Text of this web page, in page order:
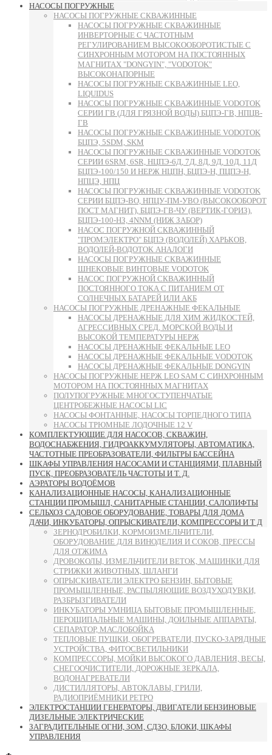
НАСОСЫ ПОГРУЖНЫЕ
НАСОСЫ ПОГРУЖНЫЕ СКВАЖИННЫЕ
НАСОСЫ ПОГРУЖНЫЕ СКВАЖИННЫЕ
ИНВЕРТОРНЫЕ С ЧАСТОТНЫМ
РЕГУЛИРОВАНИЕМ ВЫСОКООБОРОТИСТЫЕ С
СИНХРОННЫМ МОТОРОМ НА ПОСТОЯННЫХ
МАГНИТАХ "DONGYIN", "VODOTOK"
ВЫСОКОНАПОРНЫЕ
НАСОСЫ ПОГРУЖНЫЕ СКВАЖИННЫЕ LEO,
LIQUIDUS
НАСОСЫ ПОГРУЖНЫЕ СКВАЖИННЫЕ VODOTOK
СЕРИИ ГВ (ДЛЯ ГРЯЗНОЙ ВОДЫ) БЦПЭ-ГВ, НПЦВ-
ГВ
НАСОСЫ ПОГРУЖНЫЕ СКВАЖИННЫЕ VODOTOK
БЦПЭ, 5SDM, SKM
НАСОСЫ ПОГРУЖНЫЕ СКВАЖИННЫЕ VODOTOK
СЕРИИ 6SRM, 6SR, НЦПЭ-6Д, 7Д, 8Д, 9Д, 10Д, 11Д
БЦПЭ-100/150 И НЕРЖ НЦПН, БЦПЭ-Н, ПЦПЭ-Н,
НПЦЭ, НПЦ
НАСОСЫ ПОГРУЖНЫЕ СКВАЖИННЫЕ VODOTOK
СЕРИИ БЦПЭ-ВО, НПЦУ-ПМ-УВО (ВЫСОКООБОРОТ
ПОСТ МАГНИТ), БЦПЭ-ГВ-ЧУ (ВЕРТИК-ГОРИЗ),
БЦПЭ-100-НЗ, 4NNM (НИЖ ЗАБОР)
НАСОС ПОГРУЖНОЙ СКВАЖИННЫЙ
"ПРОМЭЛЕКТРО" БЦПЭ (ВОДОЛЕЙ) ХАРЬКОВ,
ВОДОЛЕЙ-ВОДОТОК АНАЛОГИ
НАСОСЫ ПОГРУЖНЫЕ СКВАЖИННЫЕ
ШНЕКОВЫЕ ВИНТОВЫЕ VODOTOK
НАСОС ПОГРУЖНОЙ СКВАЖИННЫЙ
ПОСТОЯННОГО ТОКА С ПИТАНИЕМ ОТ
СОЛНЕЧНЫХ БАТАРЕЙ ИЛИ АКБ
НАСОСЫ ПОГРУЖНЫЕ ДРЕНАЖНЫЕ ФЕКАЛЬНЫЕ
НАСОСЫ ДРЕНАЖНЫЕ ДЛЯ ХИМ ЖИДКОСТЕЙ,
АГРЕССИВНЫХ СРЕД, МОРСКОЙ ВОДЫ И
ВЫСОКОЙ ТЕМПЕРАТУРЫ НЕРЖ
НАСОСЫ ДРЕНАЖНЫЕ ФЕКАЛЬНЫЕ LEO
НАСОСЫ ДРЕНАЖНЫЕ ФЕКАЛЬНЫЕ VODOTOK
НАСОСЫ ДРЕНАЖНЫЕ ФЕКАЛЬНЫЕ DONGYIN
НАСОСЫ ПОГРУЖНЫЕ НЕРЖ LEO SAM С СИНХРОННЫМ
МОТОРОМ НА ПОСТОЯННЫХ МАГНИТАХ
ПОЛУПОГРУЖНЫЕ МНОГОСТУПЕНЧАТЫЕ
ЦЕНТРОБЕЖНЫЕ НАСОСЫ LIC
НАСОСЫ ФОНТАННЫЕ, НАСОСЫ ТОРПЕДНОГО ТИПА
НАСОСЫ ТРЮМНЫЕ ЛОДОЧНЫЕ 12 V
КОМПЛЕКТУЮЩИЕ ДЛЯ НАСОСОВ, СКВАЖИН,
ВОДОСНАБЖЕНИЯ, ГИДРОАККУМУЛЯТОРЫ, АВТОМАТИКА,
ЧАСТОТНЫЕ ПРЕОБРАЗОВАТЕЛИ, ФИЛЬТРЫ БАССЕЙНА
ШКАФЫ УПРАВЛЕНИЯ НАСОСАМИ И СТАНЦИЯМИ, ПЛАВНЫЙ
ПУСК, ПРЕОБРАЗОВАТЕЛЬ ЧАСТОТЫ И Т. Д.
АЭРАТОРЫ ВОДОЁМОВ
КАНАЛИЗАЦИОННЫЕ НАСОСЫ, КАНАЛИЗАЦИОННЫЕ
СТАНЦИИ ПРОМЫШЛ, САНИТАРНЫЕ СТАНЦИИ, САЛОЛИФТЫ
СЕЛЬХОЗ САДОВОЕ ОБОРУДОВАНИЕ, ТОВАРЫ ДЛЯ ДОМА
ДАЧИ, ИНКУБАТОРЫ, ОПРЫСКИВАТЕЛИ, КОМПРЕССОРЫ И Т Д
ЗЕРНОДРОБИЛКИ, КОРМОИЗМЕЛЬЧИТЕЛИ,
ОБОРУДОВАНИЕ ДЛЯ ВИНОДЕЛИЯ И СОКОВ, ПРЕССЫ
ДЛЯ ОТЖИМА
ДРОВОКОЛЫ, ИЗМЕЛЬЧИТЕЛИ ВЕТОК, МАШИНКИ ДЛЯ
СТРИЖКИ ЖИВОТНЫХ, ШЛАНГИ
ОПРЫСКИВАТЕЛИ ЭЛЕКТРО БЕНЗИН, БЫТОВЫЕ
ПРОМЫШЛЕННЫЕ, РАСПЫЛЯЮЩИЕ ВОЗДУХОДУВКИ,
РАЗБРЫЗГИВАТЕЛИ
ИНКУБАТОРЫ УМНИЦА БЫТОВЫЕ ПРОМЫШЛЕННЫЕ,
ПЕРОЩИПАЛЬНЫЕ МАШИНЫ, ДОИЛЬНЫЕ АППАРАТЫ,
СЕПАРАТОР, МАСЛОБОЙКА
ТЕПЛОВЫЕ ПУШКИ, ОБОГРЕВАТЕЛИ, ПУСКО-ЗАРЯДНЫЕ
УСТРОЙСТВА, ФИТОСВЕТИЛЬНИКИ
КОМПРЕССОРЫ, МОЙКИ ВЫСОКОГО ДАВЛЕНИЯ, ВЕСЫ,
СНЕГООЧИСТИТЕЛИ, ДОРОЖНЫЕ ЗЕРКАЛА,
ВОДОНАГРЕВАТЕЛИ
ДИСТИЛЛЯТОРЫ, АВТОКЛАВЫ, ГРИЛИ,
РАДИОПРИЁМНИКИ РЕТРО
ЭЛЕКТРОСТАНЦИИ ГЕНЕРАТОРЫ, ДВИГАТЕЛИ БЕНЗИНОВЫЕ
ДИЗЕЛЬНЫЕ ЭЛЕКТРИЧЕСКИЕ
ЗАГРАДИТЕЛЬНЫЕ ОГНИ, ЗОМ, СДЗО, БЛОКИ, ШКАФЫ
УПРАВЛЕНИЯ